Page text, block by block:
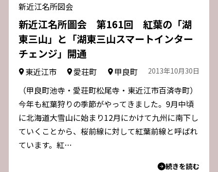
新近江名所図会
新近江名所圖会 第161回 紅葉の「湖
東三山」と「湖東三山スマートインター
チェンジ」開通
東近江市 愛荘町 甲良町 2013年10月30日
（甲良町池寺・愛荘町松尾寺・東近江市百済寺町）
今年も紅葉狩りの季節がやってきました。9月中頃
に北海道大雪山に始まり12月にかけて九州に南下し
ていくことから、桜前線に対して紅葉前線と呼ばれ
ています。紅…
続きを読む